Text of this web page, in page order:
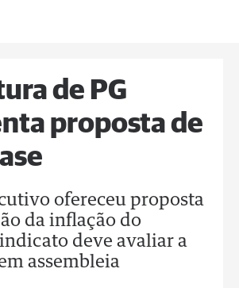
de PG
proposta de
ofereceu proposta
da inflação do
deve avaliar a
assembleia